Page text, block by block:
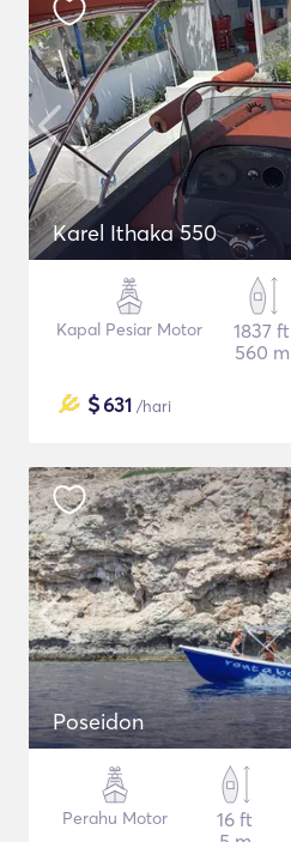
Karel Ithaka 550
Kapal Pesiar Motor
1837 ft
560 m
$631 /hari
Poseidon
Perahu Motor
16 ft